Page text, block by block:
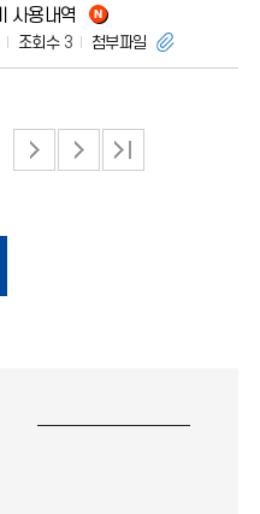
사용내역
조회수3 첨부파일